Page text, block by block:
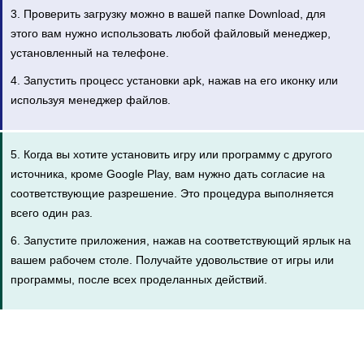
3. Проверить загрузку можно в вашей папке Download, для
этого вам нужно использовать любой файловый менеджер,
установленный на телефоне.
4. Запустить процесс установки apk, нажав на его иконку или
используя менеджер файлов.
5. Когда вы хотите установить игру или программу с другого
источника, кроме Google Play, вам нужно дать согласие на
соответствующие разрешение. Это процедура выполняется
всего один раз.
6. Запустите приложения, нажав на соответствующий ярлык на
вашем рабочем столе. Получайте удовольствие от игры или
программы, после всех проделанных действий.